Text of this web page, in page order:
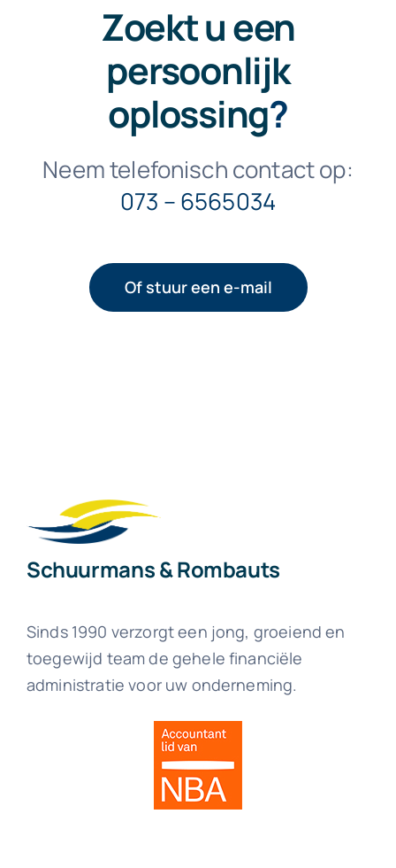
Zoekt u een
persoonlijk
oplossing?
Neem telefonisch contact op:
073 – 6565034
Of stuur een e-mail
Schuurmans & Rombauts
Sinds 1990 verzorgt een jong, groeiend en
toegewijd team de gehele financiële
administratie voor uw onderneming.